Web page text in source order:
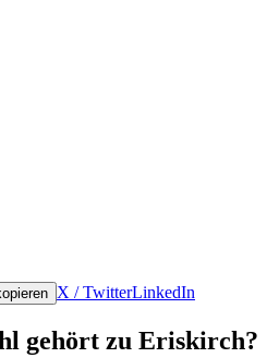
X / TwitterLinkedIn
gehört zu Eriskirch?